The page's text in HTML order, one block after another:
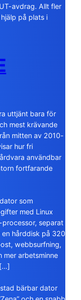
avdrag. Allt fler
på plats i
uttjänt bara för
mest krävande
mitten av 2010-
hur fri
användbar
fortfarande
som
med Linux
processor, separat
hårddisk på 320
webbsurfning,
mer arbetsminne
bärbar dator